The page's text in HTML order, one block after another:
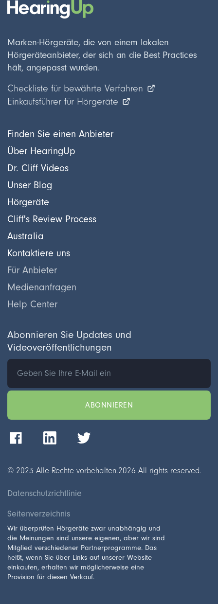
Finden Sie einen Anbieter
Über HearingUp
Dr. Cliff Videos
Unser Blog
Hörgeräte
Cliff's Review Process
Australia
Kontaktiere uns
Für Anbieter
Medienanfragen
Help Center
Marken-Hörgeräte, die von einem lokalen
Hörgeräteanbieter, der sich an die Best Practices
hält, angepasst wurden.
Checkliste für bewährte Verfahren
Einkaufsführer für Hörgeräte
© 2023 Alle Rechte vorbehalten.2026 All rights reserved.
Datenschutzrichtlinie
Seitenverzeichnis
Wir überprüfen Hörgeräte zwar unabhängig und
die Meinungen sind unsere eigenen, aber wir sind
Mitglied verschiedener Partnerprogramme. Das
heißt, wenn Sie über Links auf unserer Website
einkaufen, erhalten wir möglicherweise eine
Provision für diesen Verkauf.
Abonnieren Sie Updates und
Videoveröffentlichungen